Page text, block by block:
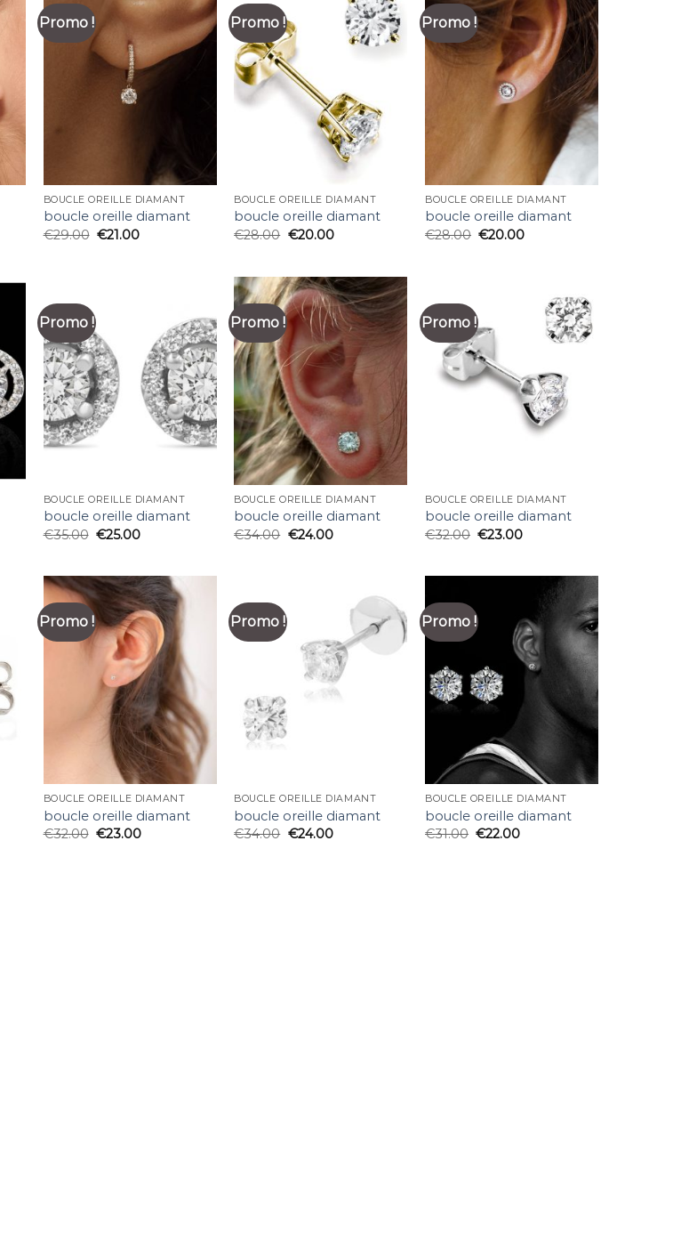
Promo !
BOUCLE OREILLE DIAMANT
boucle oreille diamant
€29.00 €21.00
Promo !
BOUCLE OREILLE DIAMANT
boucle oreille diamant
€28.00 €20.00
Promo !
BOUCLE OREILLE DIAMANT
boucle oreille diamant
€28.00 €20.00
Promo !
BOUCLE OREILLE DIAMANT
boucle oreille diamant
€35.00 €25.00
Promo !
BOUCLE OREILLE DIAMANT
boucle oreille diamant
€34.00 €24.00
Promo !
BOUCLE OREILLE DIAMANT
boucle oreille diamant
€32.00 €23.00
Promo !
BOUCLE OREILLE DIAMANT
boucle oreille diamant
€32.00 €23.00
Promo !
BOUCLE OREILLE DIAMANT
boucle oreille diamant
€34.00 €24.00
Promo !
BOUCLE OREILLE DIAMANT
boucle oreille diamant
€31.00 €22.00